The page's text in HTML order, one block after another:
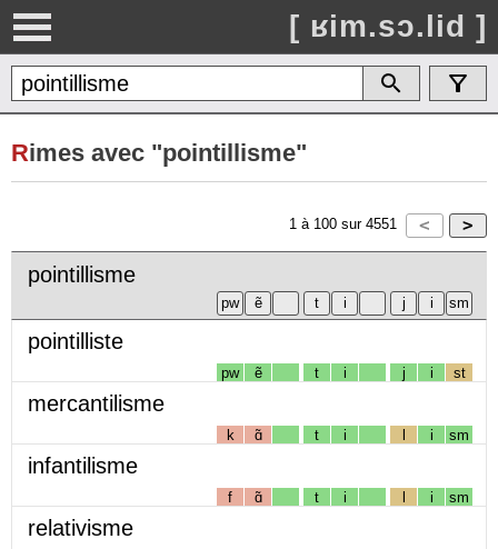
[ ʁim.sɔ.lid ]
Rimes avec "pointillisme"
1 à 100 sur 4551
pointillisme
pointilliste
pw ẽ t i j i st
mercantilisme
k ɑ̃ t i l i sm
infantilisme
f ɑ̃ t i l i sm
relativisme